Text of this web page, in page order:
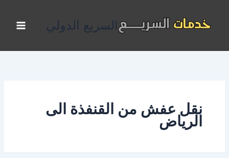
المحتوى
السريع الدولي
نقل عفش من القنفذة الى
الرياض